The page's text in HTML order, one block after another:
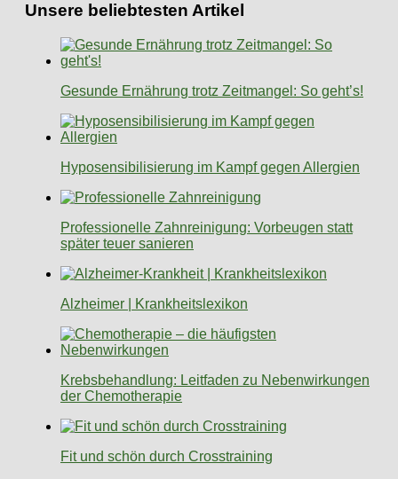
Unsere beliebtesten Artikel
Gesunde Ernährung trotz Zeitmangel: So geht’s!
Hyposensibilisierung im Kampf gegen Allergien
Professionelle Zahnreinigung: Vorbeugen statt
später teuer sanieren
Alzheimer | Krankheitslexikon
Krebsbehandlung: Leitfaden zu Nebenwirkungen
der Chemotherapie
Fit und schön durch Crosstraining